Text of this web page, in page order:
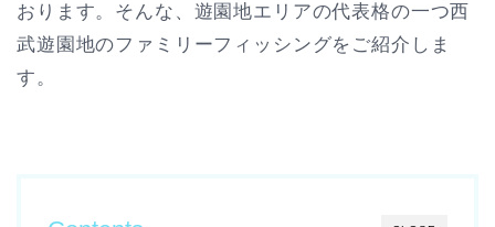
おります。そんな、遊園地エリアの代表格の一つ西
武遊園地のファミリーフィッシングをご紹介しま
す。